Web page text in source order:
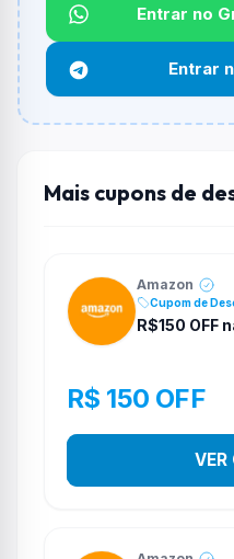
Não informado ou sem
Funciona em qualquer
Não necessariamente.
e alguns vendedores ou
Entrar no
Entrar
Mais cupons de
Amazon
Cupom de
R$150 OFF
R$ 150 OFF
VER